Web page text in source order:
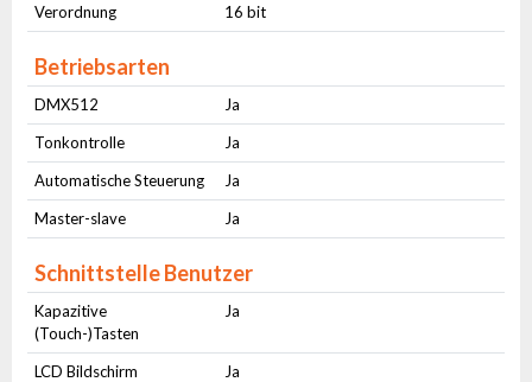
Verordnung
16 bit
Betriebsarten
DMX512
Ja
Tonkontrolle
Ja
Automatische Steuerung
Ja
Master-slave
Ja
Schnittstelle Benutzer
Kapazitive
(Touch-)Tasten
Ja
LCD Bildschirm Ja